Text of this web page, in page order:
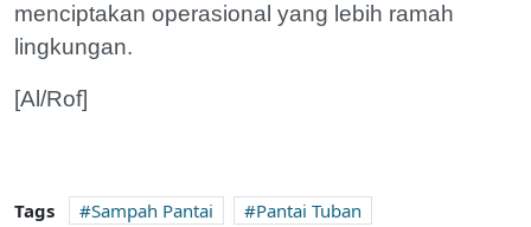
menciptakan operasional yang lebih ramah
lingkungan.
[Al/Rof]
Tags Sampah Pantai Pantai Tuban